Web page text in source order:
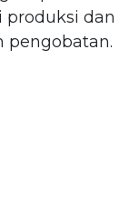
produksi dan
pengobatan.